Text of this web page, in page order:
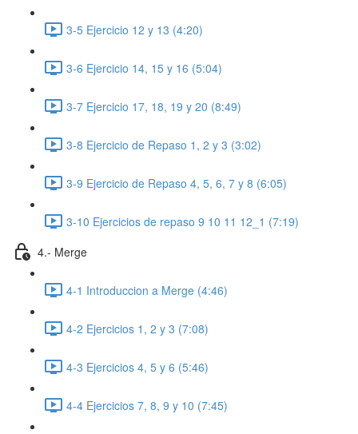
3-5 Ejercicio 12 y 13 (4:20)
3-6 Ejercicio 14, 15 y 16 (5:04)
3-7 Ejercicio 17, 18, 19 y 20 (8:49)
3-8 Ejercicio de Repaso 1, 2 y 3 (3:02)
3-9 Ejercicio de Repaso 4, 5, 6, 7 y 8 (6:05)
3-10 Ejercicios de repaso 9 10 11 12_1 (7:19)
4.- Merge
4-1 Introduccion a Merge (4:46)
4-2 Ejercicios 1, 2 y 3 (7:08)
4-3 Ejercicios 4, 5 y 6 (5:46)
4-4 Ejercicios 7, 8, 9 y 10 (7:45)